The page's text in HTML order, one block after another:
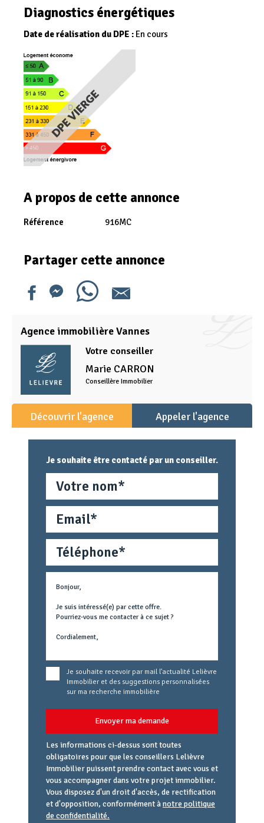
Diagnostics énergétiques
Date de réalisation du DPE : En cours
A propos de cette annonce
Référence 916MC
Partager cette annonce
Agence immobilière Vannes
Votre conseiller
Marie CARRON
Conseillère Immobilier
Découvrir l'agence Appeler l'agence
Je souhaite être contacté par un conseiller.
Téléphone
Métier
concerné
Je souhaite recevoir par mail l'actualité Lelièvre
Immobilier et des suggestions personnalisées
sur ma recherche immobilière
Envoyer ma demande
Les informations ci-dessus sont toutes
obligatoires pour que les conseillers Lelièvre
Immobilier puissent prendre contact avec vous et
vous accompagner dans votre projet immobilier.
Vous disposez d'un droit d'accès, de rectification
et d'opposition, conformément ànotre politique
de confidentialité.